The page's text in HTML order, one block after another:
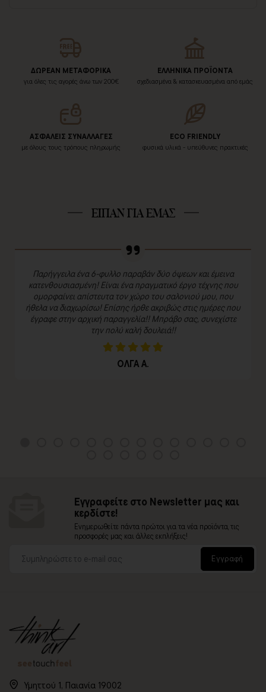
ΔΩΡΕΑΝ ΜΕΤΑΦΟΡΙΚΑ
για όλες τις αγορές άνω των 200€
ΕΛΛΗΝΙΚΑ ΠΡΟΪΟΝΤΑ
σχεδιασμένα & κατασκευασμένα από εμάς
ΑΣΦΑΛΕΙΣ ΣΥΝΑΛΛΑΓΕΣ
με όλους τους τρόπους πληρωμής
ECO FRIENDLY
φυσικά υλικά - υπεύθυνες πρακτικές
ΕΙΠΑΝ ΓΙΑ ΕΜΑΣ
Παρήγγειλα ένα 6-φυλλο παραβάν δύο όψεων και έμεινα
κατενθουσιασμένη! Είναι ένα πραγματικό έργο τέχνης που
ομορφαίνει απίστευτα τον χώρο του σαλονιού μου, που
ήθελα να διαχωρίσω! Επίσης ήρθε ακριβώς στις ημέρες που
έγραφε στην αρχική παραγγελία!! Μπράβο σας, συνεχίστε
την πολύ καλή δουλειά!!
ΟΛΓΑ Α.
Εγγραφείτε στο Newsletter μας και
κερδίστε!
Ενημερωθείτε πάντα πρώτοι για τα νέα προϊόντα, τις
προσφορές μας και άλλες εκπλήξεις!
Εγγραφή
Υμηττού 1, Παιανία 19002